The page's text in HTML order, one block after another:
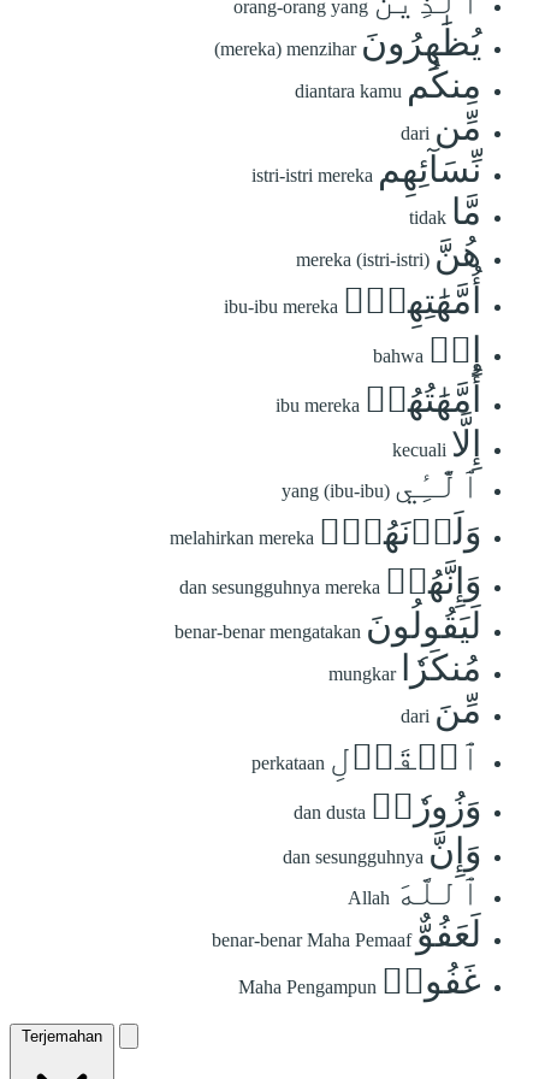
orang-orang yang
يُظَٰهِرُونَ (mereka) menzihar
مِنكُم diantara kamu
مِّن dari
نِّسَآئِهِم istri-istri mereka
مَّا tidak
هُنَّ mereka (istri-istri)
أُمَّهَٰتِهِمۡۖ ibu-ibu mereka
إِنۡ bahwa
أُمَّهَٰتُهُمۡ ibu mereka
إِلَّا kecuali
ٱلَّٰٓـِٔي yang (ibu-ibu)
وَلَدۡنَهُمۡۚ melahirkan mereka
وَإِنَّهُمۡ dan sesungguhnya mereka
لَيَقُولُونَ benar-benar mengatakan
مُنكَرٗا mungkar
مِّنَ dari
ٱلۡقَوۡلِ perkataan
وَزُورٗاۚ dan dusta
وَإِنَّ dan sesungguhnya
ٱللَّهَ Allah
لَعَفُوٌّ benar-benar Maha Pemaaf
غَفُورٞ Maha Pengampun
Terjemahan